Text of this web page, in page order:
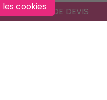
DEMANDE DE DEVIS
cookies